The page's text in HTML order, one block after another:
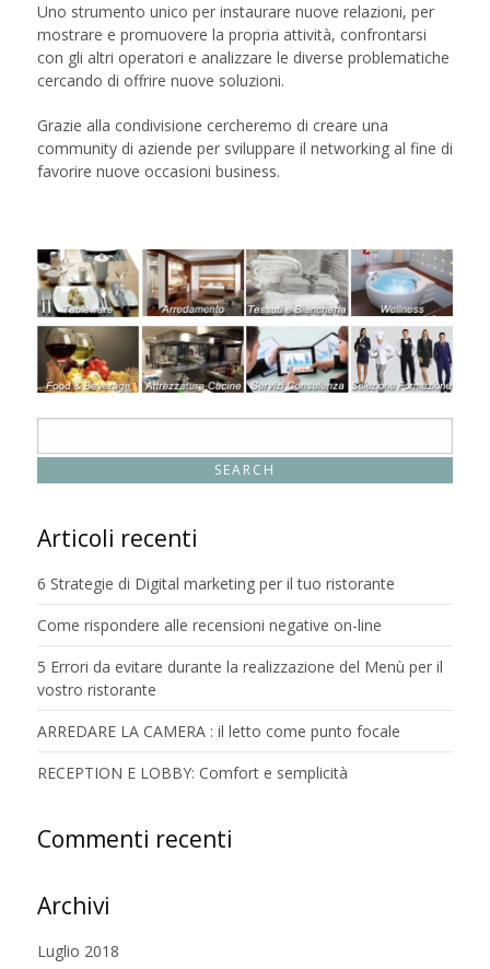
Uno strumento unico per instaurare nuove relazioni, per
mostrare e promuovere la propria attività, confrontarsi
con gli altri operatori e analizzare le diverse problematiche
cercando di offrire nuove soluzioni.
Grazie alla condivisione cercheremo di creare una
community di aziende per sviluppare il networking al fine di
favorire nuove occasioni business.
Articoli recenti
6 Strategie di Digital marketing per il tuo ristorante
Come rispondere alle recensioni negative on-line
5 Errori da evitare durante la realizzazione del Menù per il
vostro ristorante
ARREDARE LA CAMERA : il letto come punto focale
RECEPTION E LOBBY: Comfort e semplicità
Commenti recenti
Archivi
Luglio 2018